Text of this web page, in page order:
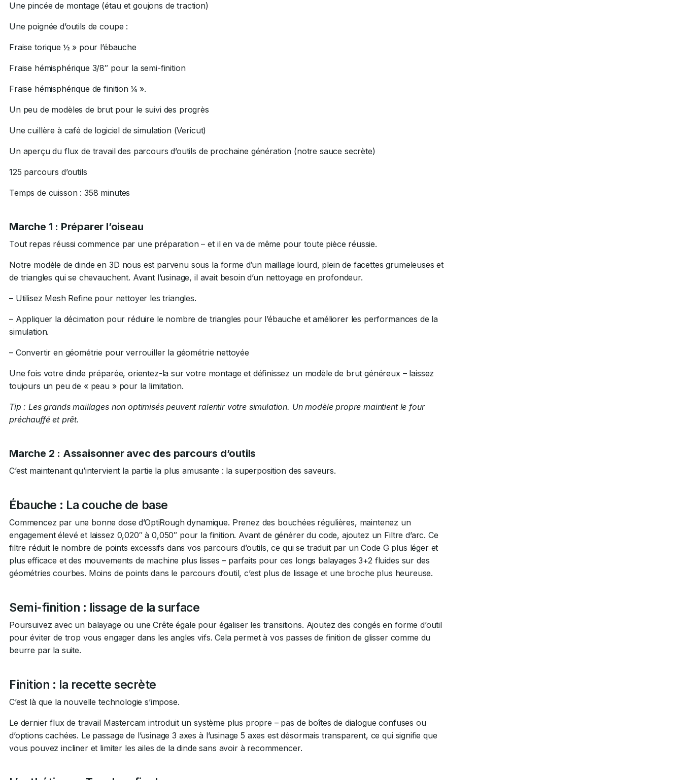
Une pincée de montage (étau et goujons de traction)
Une poignée d’outils de coupe :
Fraise torique ½ » pour l’ébauche
Fraise hémisphérique 3/8″ pour la semi-finition
Fraise hémisphérique de finition ¼ ».
Un peu de modèles de brut pour le suivi des progrès
Une cuillère à café de logiciel de simulation (Vericut)
Un aperçu du flux de travail des parcours d’outils de prochaine génération (notre sauce secrète)
125 parcours d’outils
Temps de cuisson : 358 minutes
Marche 1 : Préparer l’oiseau
Tout repas réussi commence par une préparation – et il en va de même pour toute pièce réussie.
Notre modèle de dinde en 3D nous est parvenu sous la forme d’un maillage lourd, plein de facettes grumeleuses et
de triangles qui se chevauchent. Avant l’usinage, il avait besoin d’un nettoyage en profondeur.
– Utilisez Mesh Refine pour nettoyer les triangles.
– Appliquer la décimation pour réduire le nombre de triangles pour l’ébauche et améliorer les performances de la
simulation.
– Convertir en géométrie pour verrouiller la géométrie nettoyée
Une fois votre dinde préparée, orientez-la sur votre montage et définissez un modèle de brut généreux – laissez
toujours un peu de « peau » pour la limitation.
T️ip : Les grands maillages non optimisés peuvent ralentir votre simulation. Un modèle propre maintient le four
préchauffé et prêt.
Marche 2 : Assaisonner avec des parcours d’outils
C’est maintenant qu’intervient la partie la plus amusante : la superposition des saveurs.
Ébauche : La couche de base
Commencez par une bonne dose d’OptiRough dynamique. Prenez des bouchées régulières, maintenez un
engagement élevé et laissez 0,020″ à 0,050″ pour la finition. Avant de générer du code, ajoutez un Filtre d’arc. Ce
filtre réduit le nombre de points excessifs dans vos parcours d’outils, ce qui se traduit par un Code G plus léger et
plus efficace et des mouvements de machine plus lisses – parfaits pour ces longs balayages 3+2 fluides sur des
géométries courbes. Moins de points dans le parcours d’outil, c’est plus de lissage et une broche plus heureuse.
Semi-finition : lissage de la surface
Poursuivez avec un balayage ou une Crête égale pour égaliser les transitions. Ajoutez des congés en forme d’outil
pour éviter de trop vous engager dans les angles vifs. Cela permet à vos passes de finition de glisser comme du
beurre par la suite.
Finition : la recette secrète
C’est là que la nouvelle technologie s’impose.
Le dernier flux de travail Mastercam introduit un système plus propre – pas de boîtes de dialogue confuses ou
d’options cachées. Le passage de l’usinage 3 axes à l’usinage 5 axes est désormais transparent, ce qui signifie que
vous pouvez incliner et limiter les ailes de la dinde sans avoir à recommencer.